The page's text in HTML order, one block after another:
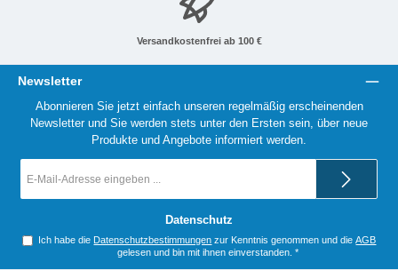
Versandkostenfrei ab 100 €
Newsletter
Abonnieren Sie jetzt einfach unseren regelmäßig erscheinenden
Newsletter und Sie werden stets unter den Ersten sein, über neue
Produkte und Angebote informiert werden.
Mail-
Datenschutz
Ich habe die Datenschutzbestimmungen zur Kenntnis genommen und dieAGB
gelesen und bin mit ihnen einverstanden. *